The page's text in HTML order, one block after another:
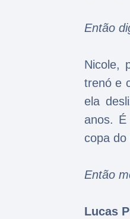
Então
Nicole,
trenó e
ela
anos.
copa do
Então
Lucas